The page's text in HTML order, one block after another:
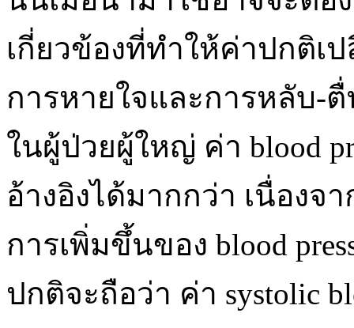
เกี่ยวข้องที่ทำให้ค่าปกติเ
การหายใจและการหลับ-
ในผู้ป่วยผู้ใหญ่ ค่า blood
อ้างอิงได้มากกว่า เนื่องจ
การเพิ่มขึ้นของ blood
ปกติจะถือว่า ค่า systolic